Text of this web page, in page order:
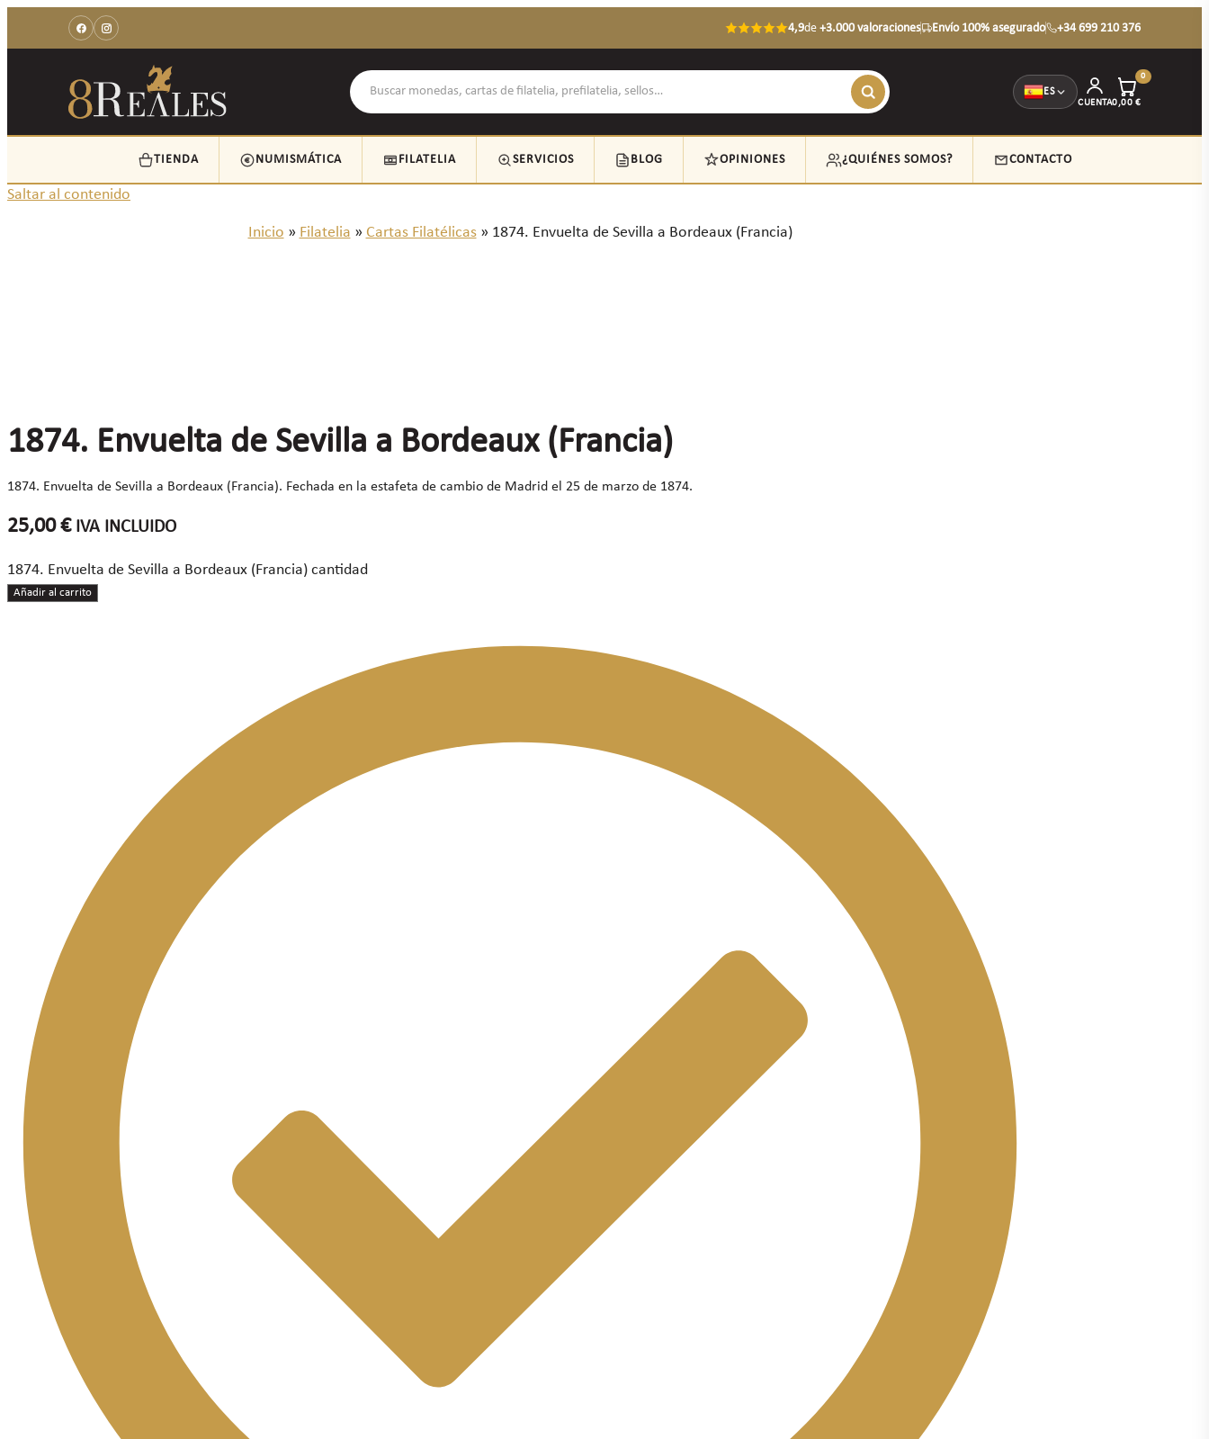
4,9de +3.000 valoraciones Envío 100% asegurado +34 699 210 376
ES
CUENTA
0
0,00 €
TIENDA NUMISMÁTICA FILATELIA SERVICIOS BLOG OPINIONES ¿QUIÉNES SOMOS? CONTACTO
Saltar al contenido
Inicio » Filatelia » Cartas Filatélicas» 1874. Envuelta de Sevilla a Bordeaux (Francia)
1874. Envuelta de Sevilla a Bordeaux (Francia)
1874. Envuelta de Sevilla a Bordeaux (Francia). Fechada en la estafeta de cambio de Madrid el 25 de marzo de 1874.
25,00€ IVA INCLUIDO
1874. Envuelta de Sevilla a Bordeaux (Francia) cantidad
Añadir al carrito